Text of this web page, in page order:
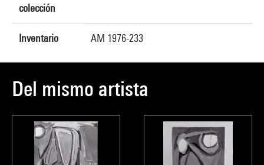
colección
Inventario AM 1976-233
Del mismo artista